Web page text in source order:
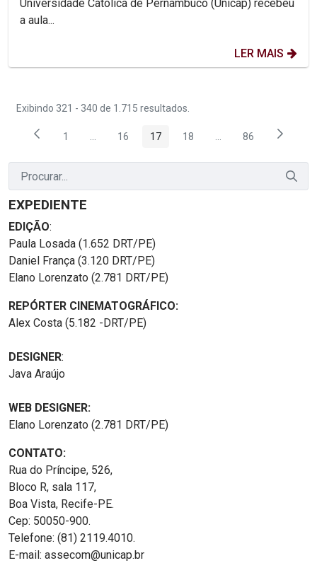
Universidade Católica de Pernambuco (Unicap) recebeu
a aula...
LER MAIS
Exibindo 321 - 340 de 1.715 resultados.
Página
1 ...Páginas intermediárias Usar ABA para navegar.
Página
16 Página
17 Página
18 ...PáginasPágina
86
EXPEDIENTE
EDIÇÃO:
Paula Losada (1.652 DRT/PE)
Daniel França (3.120 DRT/PE)
Elano Lorenzato (2.781 DRT/PE)
REPÓRTER CINEMATOGRÁFICO:
Alex Costa (5.182 -DRT/PE)
DESIGNER:
Java Araújo
WEB DESIGNER:
Elano Lorenzato (2.781 DRT/PE)
CONTATO:
Rua do Príncipe, 526,
Bloco R, sala 117,
Boa Vista, Recife-PE.
Cep: 50050-900.
Telefone: (81) 2119.4010.
E-mail: assecom@unicap.br